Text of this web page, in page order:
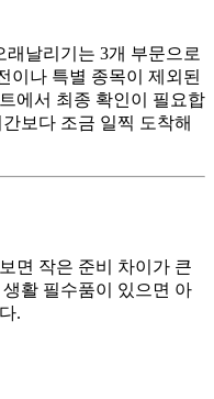
날리기는 3개 부문으로
이나 특별 종목이 제외된
에서 최종 확인이 필요합
보다 조금 일찍 도착해
면 작은 준비 차이가 큰
활 필수품이 있으면 아
.